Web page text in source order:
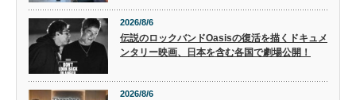
2026/8/6
伝説のロックバンドOasisの復活を描くドキュメ
ンタリー映画、日本を含む各国で劇場公開！
2026/8/6